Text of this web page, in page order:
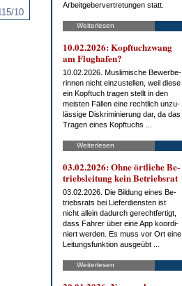
10
Ar­beit­ge­ber­ver­tre­tun­gen statt.
Weiterlesen
10.02.2026: Kopf­tuch­zwang
am Flug­ha­fen?
10.02.2026. Mus­li­mi­sche Be­wer­be­
rin­nen nicht ein­zu­stel­len, weil die­se
ein Kopf­tuch tra­gen stellt in den
meis­ten Fäl­len ei­ne recht­lich un­zu­
läs­si­ge Dis­kri­mi­nie­rung dar, da das
Tra­gen ei­nes Kopf­tuchs ...
Weiterlesen
03.02.2026: Oh­ne ört­li­che Be­
triebs­lei­tung kein Be­triebs­rat
03.02.2026. Die Bil­dung ei­nes Be­
triebs­rats bei Lie­fer­diens­ten ist
nicht al­lein da­durch ge­recht­fer­tigt,
dass Fah­rer über ei­ne App ko­or­di­
niert wer­den. Es muss vor Ort ei­ne
Lei­tungs­funk­ti­on aus­ge­übt ...
Weiterlesen